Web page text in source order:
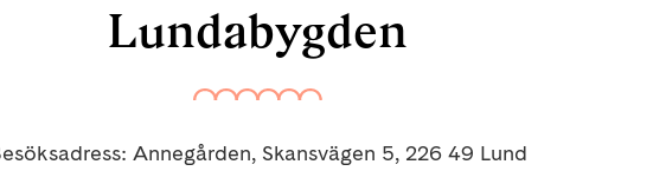
Lundabygden
Annegården, Skansvägen 5, 226 49 Lund